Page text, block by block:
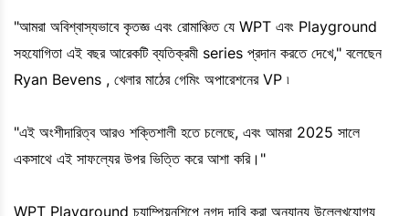
"আমরা অবিশ্বাস্যভাবে কৃতজ্ঞ এবং রোমাঞ্চিত যে WPT এবং Playground
সহযোগিতা এই বছর আরেকটি ব্যতিক্রমী series প্রদান করতে দেখে," বলেছেন
Ryan Bevens , খেলার মাঠের গেমিং অপারেশনের VP ৷
"এই অংশীদারিত্ব আরও শক্তিশালী হতে চলেছে, এবং আমরা 2025 সালে
একসাথে এই সাফল্যের উপর ভিত্তি করে আশা করি।"
WPT Playground চ্যাম্পিয়নশিপে নগদ দাবি করা অন্যান্য উল্লেখযোগ্য